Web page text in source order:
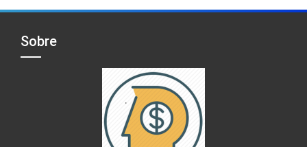
Sobre